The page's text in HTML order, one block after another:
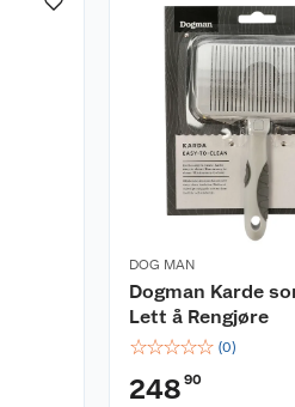
DOG MAN
Dogman Karde
Lett å Rengjøre
☆☆☆☆☆ (0)
248 90